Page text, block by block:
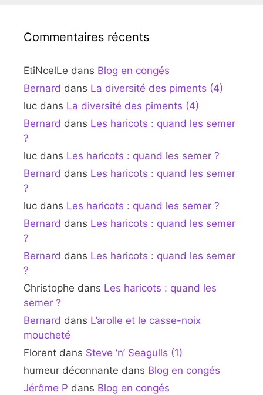
Commentaires récents
EtiNcelLe dans Blog en congés
Bernard dans La diversité des piments (4)
luc dans La diversité des piments (4)
Bernard dans Les haricots : quand les semer
?
luc dans Les haricots : quand les semer ?
Bernard dans Les haricots : quand les semer
?
luc dans Les haricots : quand les semer ?
Bernard dans Les haricots : quand les semer
?
Bernard dans Les haricots : quand les semer
?
Christophe dans Les haricots : quand les
semer ?
Bernard dans L’arolle et le casse-noix
moucheté
Florent dans Steve ‘n’ Seagulls (1)
humeur déconnante dans Blog en congés
Jérôme P dans Blog en congés